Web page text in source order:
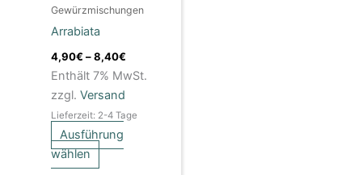
Gewürzmischungen
Arrabiata
4,90€ –8,40€
Enthält 7% MwSt.
zzgl. Versand
Lieferzeit: 2-4 Tage
Ausführung
wählen
können
auf
der
Produktseite
gewählt
werden